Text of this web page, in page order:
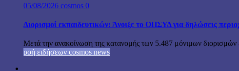
05/08/2026 cosmos 0
Διορισμοί εκπαιδευτικών: Άνοιξε το ΟΠΣΥΔ για δηλώσεις
Μετά την ανακοίνωση της κατανομής των 5.487 μόνιμων
ροή ειδήσεων cosmos news